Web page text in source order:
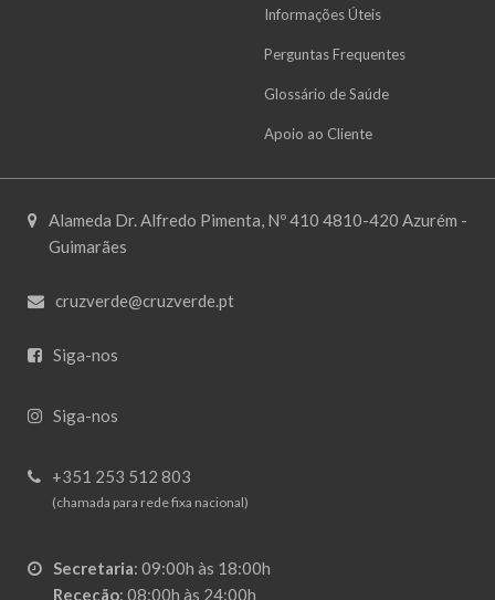
Informações Úteis
Perguntas Frequentes
Glossário de Saúde
Apoio ao Cliente
Alameda Dr. Alfredo Pimenta, Nº 410 4810-420 Azurém -
Guimarães
cruzverde@cruzverde.pt
Siga-nos
Siga-nos
+351 253 512 803
(chamada para rede fixa nacional)
Secretaria: 09:00h às 18:00h
Receção: 08:00h às 24:00h